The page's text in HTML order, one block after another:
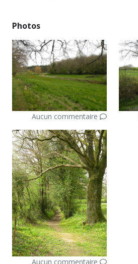
Photos
Aucun commentaire
Aucun commentaire